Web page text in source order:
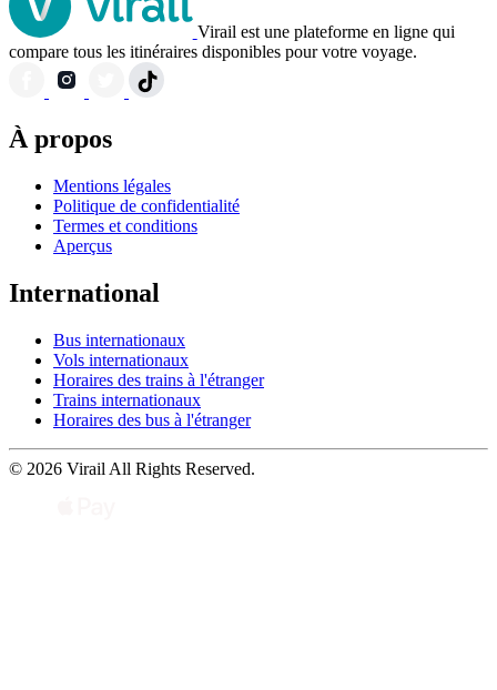
Virail est une plateforme en ligne qui
compare tous les itinéraires disponibles pour votre voyage.
À propos
Mentions légales
Politique de confidentialité
Termes et conditions
Aperçus
International
Bus internationaux
Vols internationaux
Horaires des trains à l'étranger
Trains internationaux
Horaires des bus à l'étranger
© 2026 Virail All Rights Reserved.